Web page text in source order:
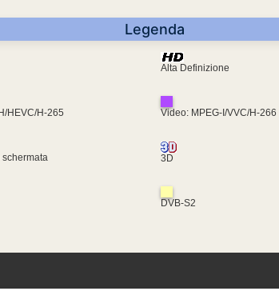
Legenda
Alta Definizione
HEVC/H-265 Video: MPEG-I/VVC/H-266
3D
DVB-S2